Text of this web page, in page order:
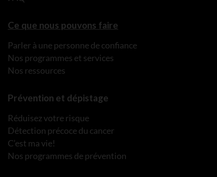
Ce que nous pouvons faire
Parler à une personne de confiance
Nos programmes et services
Nos ressources
Prévention et dépistage
Réduisez votre risque
Détection précoce du cancer
C’est ma vie!
Nos programmes de prévention